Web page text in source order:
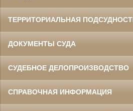
ТЕРРИТОРИАЛЬНАЯ
ДОКУМЕНТЫ СУДА
СУДЕБНОЕ ДЕЛОПРОИЗВОДСТВО
СПРАВОЧНАЯ ИНФОРМАЦИЯ